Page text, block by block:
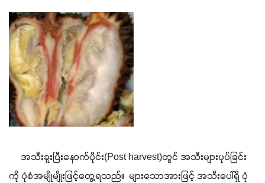
အသီးခူးပြီးနောက်ပိုင်း(Post harvest)တွင် အသီးများပုပ်ခြင်း
ကို ပုံစံအမျိုမျိုးဖြင့်တွေ့ရသည်။  များသောအားဖြင့် အသီးပေါ်ရှိ ပုံ